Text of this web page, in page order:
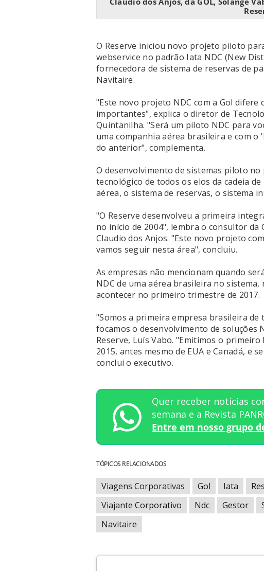
O Reserve iniciou novo projeto piloto
webservice no padrão Iata NDC (New
fornecedora de sistema de reservas de
Navitaire.
"Este novo projeto NDC com a Gol
importantes", explica o diretor de
Quintanilha. "Será um piloto NDC para
uma companhia aérea brasileira e com
do anterior", complementa.
O desenvolvimento de sistemas piloto
tecnológico de todos os elos da cadeia
aérea, o sistema de reservas, o sistema
"O Reserve desenvolveu a primeira
no início de 2004", lembra o consultor da
Claudio dos Anjos. "Este novo projeto
vamos seguir nesta área", concluiu.
As empresas não mencionam quando
NDC de uma aérea brasileira no sistema,
acontecer no primeiro trimestre de 2017.
"Somos a primeira empresa brasileira
focamos o desenvolvimento de soluções
Reserve, Luís Vabo. "Emitimos o
2015, antes mesmo de EUA e Canadá, e
conclui o executivo.
Quer receber notícias
semana e a Revista
Entre em nosso grupo
TÓPICOS RELACIONADOS
Viagens Corporativas Gol Iata
Viajante Corporativo
Ndc Gestor
Navitaire